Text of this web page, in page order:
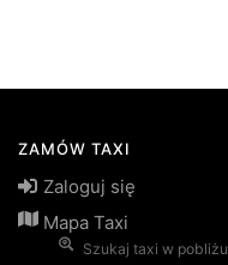
ZAMÓW TAXI
Zaloguj się
Mapa Taxi
Szukaj taxi w pobliżu